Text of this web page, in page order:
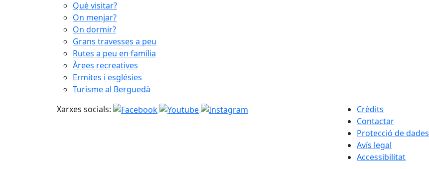
Què visitar?
On menjar?
On dormir?
Grans travesses a peu
Rutes a peu en família
Àrees recreatives
Ermites i esglésies
Turisme al Berguedà
Xarxes socials:
Crèdits
Contactar
Protecció de dades
Avís legal
Accessibilitat